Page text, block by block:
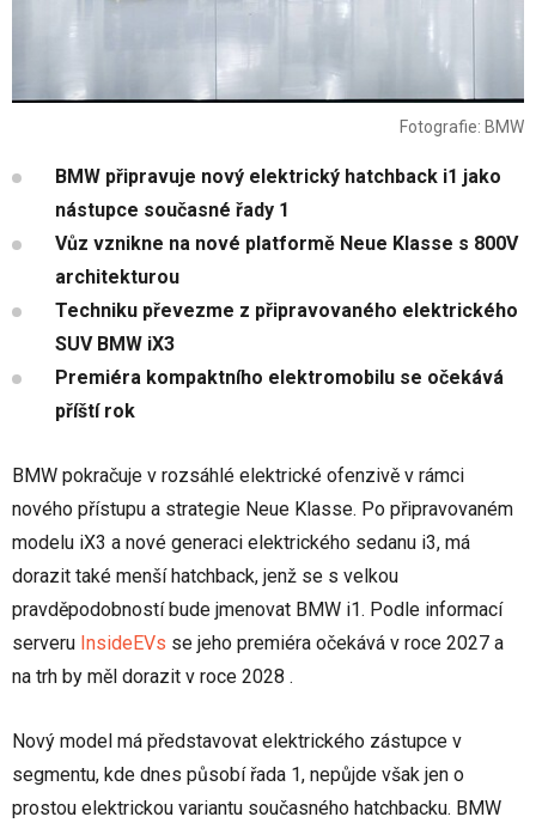
Fotografie: BMW
BMW připravuje nový elektrický hatchback i1 jako
nástupce současné řady 1
Vůz vznikne na nové platformě Neue Klasse s 800V
architekturou
Techniku převezme z připravovaného elektrického
SUV BMW iX3
Premiéra kompaktního elektromobilu se očekává
příští rok
BMW pokračuje v rozsáhlé elektrické ofenzivě v rámci
nového přístupu a strategie Neue Klasse. Po připravovaném
modelu iX3 a nové generaci elektrického sedanu i3, má
dorazit také menší hatchback, jenž se s velkou
pravděpodobností bude jmenovat BMW i1. Podle informací
serveru InsideEVs se jeho premiéra očekává v roce 2027 a
na trh by měl dorazit v roce 2028 .
Nový model má představovat elektrického zástupce v
segmentu, kde dnes působí řada 1, nepůjde však jen o
prostou elektrickou variantu současného hatchbacku. BMW